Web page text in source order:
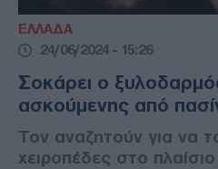
ΕΛΛΑΔΑ
24/06/2024 - 15:26
Σοκάρει ο
ασκούμενης από
Τον αναζητούν για να
χειροπέδες στο